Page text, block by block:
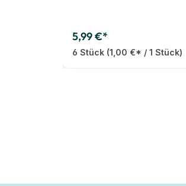
5,99 €*
6 Stück (1,00 €* / 1 Stück)